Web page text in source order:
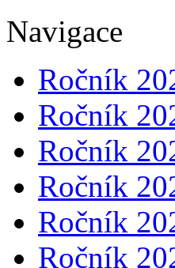
Navigace
Ročník
Ročník
Ročník
Ročník
Ročník
Ročník